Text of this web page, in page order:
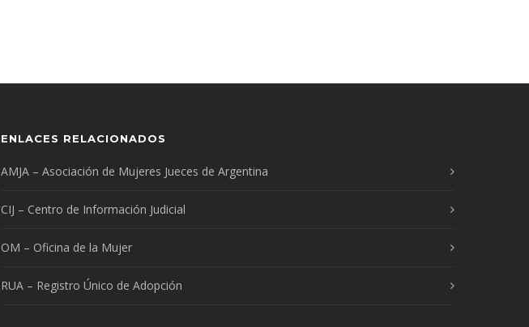
ENLACES RELACIONADOS
AMJA – Asociación de Mujeres Jueces de Argentina
CIJ – Centro de Información Judicial
OM – Oficina de la Mujer
RUA – Registro Único de Adopción